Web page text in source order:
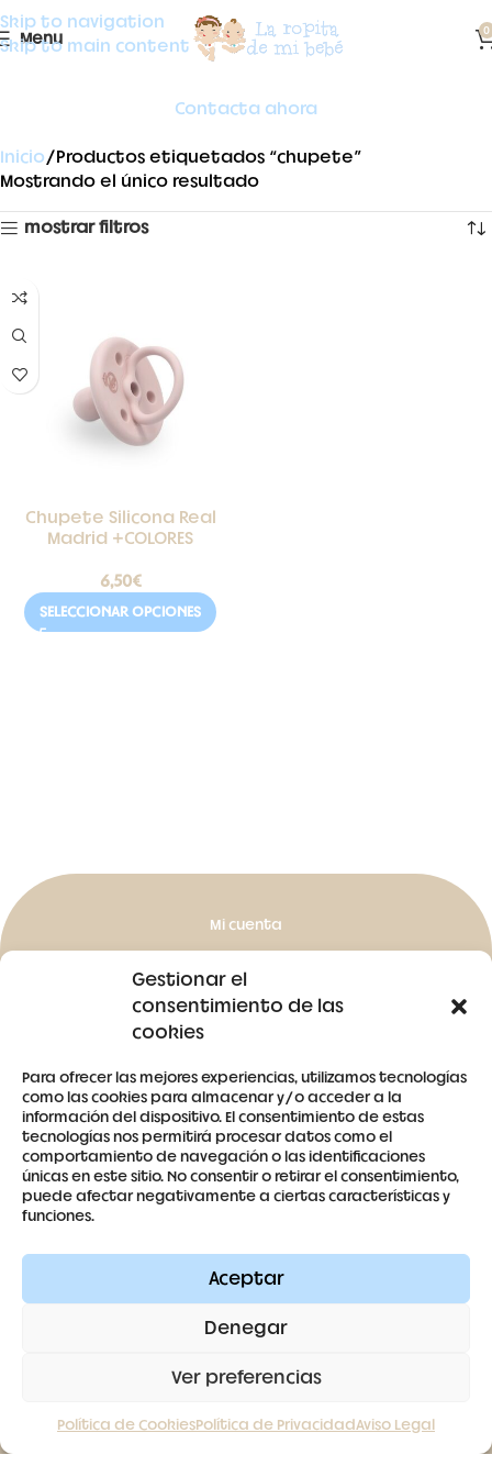
Gestionar el
consentimiento de las
cookies
Para ofrecer las mejores experiencias, utilizamos tecnologías
como las cookies para almacenar y/o acceder a la
información del dispositivo. El consentimiento de estas
tecnologías nos permitirá procesar datos como el
comportamiento de navegación o las identificaciones
únicas en este sitio. No consentir o retirar el consentimiento,
puede afectar negativamente a ciertas características y
funciones.
Aceptar
Denegar
Ver preferencias
Política de CookiesPolítica de Privacidad Aviso Legal
Skip to navigation
Skip to main content
Menu 0
Contacta ahora
Inicio
Productos etiquetados “chupete”
Mostrando el único resultado
mostrar filtros
Chupete Silicona Real
Madrid +COLORES
6,50€
SELECCIONAR OPCIONES
Mi cuenta
Mis pedidos
Detalles de la cuenta
679 53 59 63
antoniaberrocal@hotmail.com
SÍGUENOS
Contacto